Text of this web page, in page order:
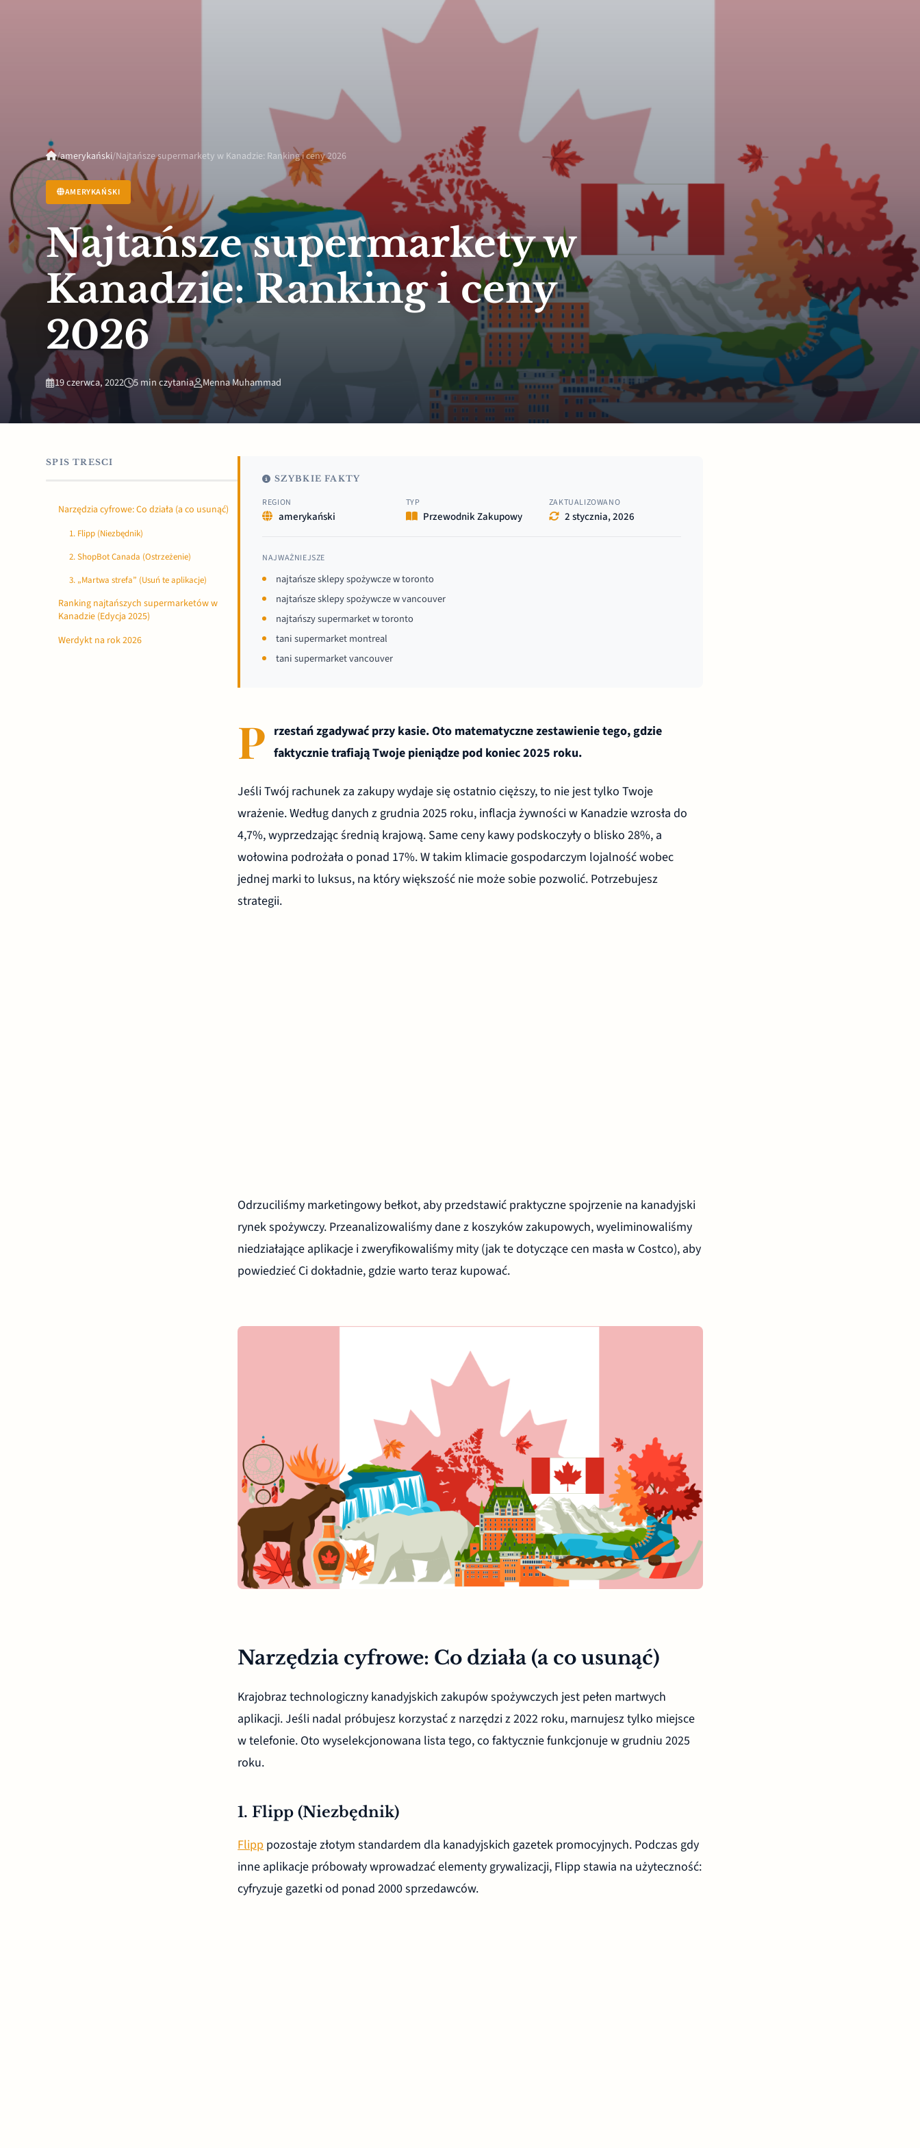
/amerykański/Najtańsze supermarkety w Kanadzie: Ranking i ceny 2026
AMERYKAŃSKI
Najtańsze supermarkety w
Kanadzie: Ranking i ceny
2026
19 czerwca, 2022 5 min czytania Menna Muhammad
SPIS TRESCI
Narzędzia cyfrowe: Co działa (a co usunąć)
1. Flipp (Niezbędnik)
2. ShopBot Canada (Ostrzeżenie)
3. „Martwa strefa” (Usuń te aplikacje)
Ranking najtańszych supermarketów w
Kanadzie (Edycja 2025)
Werdykt na rok 2026
SZYBKIE FAKTY
REGION
amerykański
TYP
Przewodnik Zakupowy
ZAKTUALIZOWANO
2 stycznia, 2026
NAJWAŻNIEJSZE
najtańsze sklepy spożywcze w toronto
najtańsze sklepy spożywcze w vancouver
najtańszy supermarket w toronto
tani supermarket montreal
tani supermarket vancouver
P rzestań zgadywać przy kasie. Oto matematyczne zestawienie tego, gdzie
faktycznie trafiają Twoje pieniądze pod koniec 2025 roku.
Jeśli Twój rachunek za zakupy wydaje się ostatnio cięższy, to nie jest tylko Twoje
wrażenie. Według danych z grudnia 2025 roku, inflacja żywności w Kanadzie wzrosła do
4,7%, wyprzedzając średnią krajową. Same ceny kawy podskoczyły o blisko 28%, a
wołowina podrożała o ponad 17%. W takim klimacie gospodarczym lojalność wobec
jednej marki to luksus, na który większość nie może sobie pozwolić. Potrzebujesz
strategii.
Odrzuciliśmy marketingowy bełkot, aby przedstawić praktyczne spojrzenie na kanadyjski
rynek spożywczy. Przeanalizowaliśmy dane z koszyków zakupowych, wyeliminowaliśmy
niedziałające aplikacje i zweryfikowaliśmy mity (jak te dotyczące cen masła w Costco), aby
powiedzieć Ci dokładnie, gdzie warto teraz kupować.
Narzędzia cyfrowe: Co działa (a co usunąć)
Krajobraz technologiczny kanadyjskich zakupów spożywczych jest pełen martwych
aplikacji. Jeśli nadal próbujesz korzystać z narzędzi z 2022 roku, marnujesz tylko miejsce
w telefonie. Oto wyselekcjonowana lista tego, co faktycznie funkcjonuje w grudniu 2025
roku.
1. Flipp (Niezbędnik)
Flipppozostaje złotym standardem dla kanadyjskich gazetek promocyjnych. Podczas gdy
inne aplikacje próbowały wprowadzać elementy grywalizacji, Flipp stawia na użyteczność:
cyfryzuje gazetki od ponad 2000 sprzedawców.